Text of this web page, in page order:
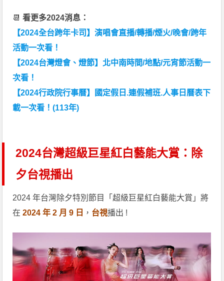
📆看更多2024消息：
【2024全台跨年卡司】演唱會直播/轉播/煙火/晚會/跨年
活動一次看！
【2024台灣燈會、燈節】北中南時間/地點/元宵節活動一
次看！
【2024行政院行事曆】國定假日.連假補班.人事日曆表下
載一次看！(113年)
2024台灣超級巨星紅白藝能大賞：除
夕台視播出
2024 年台灣除夕特別節目「超級巨星紅白藝能大賞」將
在 2024 年 2 月 9 日 ， 台視播出 !